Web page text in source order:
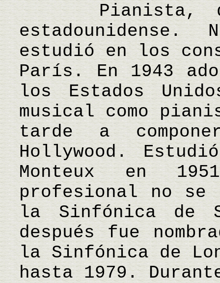
Pianista,
estudió en los
París. En 1943
los Estados
musical como
tarde a
Hollywood.
Monteux en
profesional no se
la Sinfónica de
después fue
la Sinfónica de
hasta 1979.